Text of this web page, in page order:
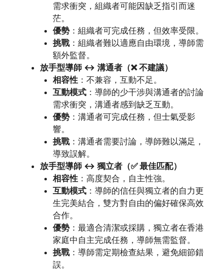
需求衝突，組織者可能因缺乏指引而迷
茫。
優勢：組織者可完成任務，但效率受限。
挑戰：組織者難以適應自由環境，導師需
額外監督。
放手型導師 ↔ 溝通者（❌ 不建議）
相容性：不兼容，互動不足。
互動模式：導師的少干涉與溝通者的討論
需求衝突，溝通者感到缺乏互動。
優勢：溝通者可完成任務，但士氣受影
響。
挑戰：溝通者需要討論，導師難以滿足，
導致誤解。
放手型導師 ↔ 獨立者（✅ 最佳匹配）
相容性：高度契合，自主性強。
互動模式：導師的信任與獨立者的自力更
生完美結合，雙方對自由的偏好確保高效
合作。
優勢：最適合清潔或採購，獨立者在香港
家庭中自主完成任務，導師無需監督。
挑戰：導師需定期檢查結果，避免細節錯
誤。